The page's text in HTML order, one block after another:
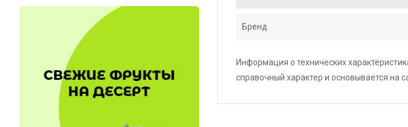
Бренд
Информация о технических
справочный характер и основывается